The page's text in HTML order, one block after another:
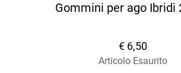
Gommini per ago Ibridi
€ 6,50
Articolo Esaurito